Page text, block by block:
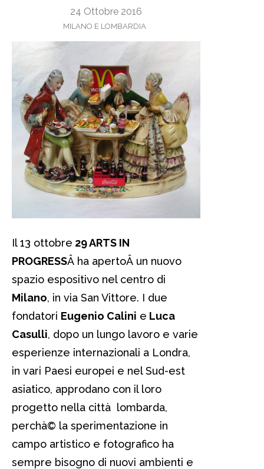
24 Ottobre 2016
MILANO E LOMBARDIA
Il 13 ottobre 29 ARTS IN
PROGRESSÂ ha apertoÂ un nuovo
spazio espositivo nel centro di
Milano, in via San Vittore. I due
fondatori Eugenio Calini e Luca
Casulli, dopo un lungo lavoro e varie
esperienze internazionali a Londra,
in vari Paesi europei e nel Sud-est
asiatico, approdano con il loro
progetto nella città lombarda,
perchà© la sperimentazione in
campo artistico e fotografico ha
sempre bisogno di nuovi ambienti e